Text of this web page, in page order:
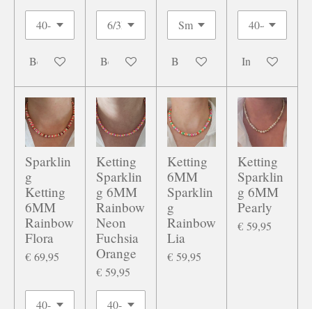
Bekijk details Bekijk details Bekijk details In
Sparklin
g
Ketting
6MM
Rainbow
Flora
€ 69,95
Ketting
Sparklin
g 6MM
Rainbow
Neon
Fuchsia
Orange
€ 59,95
Ketting
6MM
Sparklin
g
Rainbow
Lia
€ 59,95
Ketting
Sparklin
g 6MM
Pearly
€ 59,95